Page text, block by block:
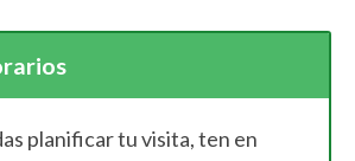
planificar tu visita, ten en